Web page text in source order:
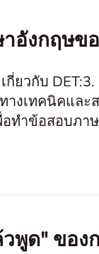
อังกฤษข
กี่ยวกับ
างเทคนิคแล
ทำข้อสอบภา
พูด" ขอ